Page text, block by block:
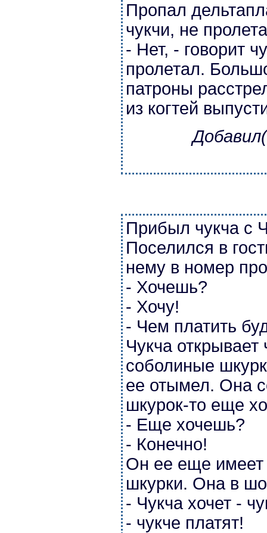
Пропал
чукчи, не
- Нет, - говорит
пролетал.
патроны
из когтей
Прибыл чукча с
Поселился в
нему в номер
- Хочешь?
- Хочу!
- Чем платить
Чукча
соболиные
ее отымел. Она
шкурок-то еще
- Еще хочешь?
- Конечно!
Он ее еще имеет
шкурки. Она в
- Чукча хочет -
- чукче платят!